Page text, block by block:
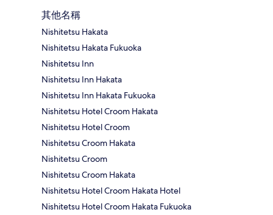
其他名稱
Nishitetsu Hakata
Nishitetsu Hakata Fukuoka
Nishitetsu Inn
Nishitetsu Inn Hakata
Nishitetsu Inn Hakata Fukuoka
Nishitetsu Hotel Croom Hakata
Nishitetsu Hotel Croom
Nishitetsu Croom Hakata
Nishitetsu Croom
Nishitetsu Croom Hakata
Nishitetsu Hotel Croom Hakata Hotel
Nishitetsu Hotel Croom Hakata Fukuoka